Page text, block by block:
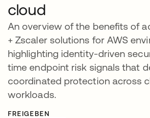
cloud
An overview of the benefits of
+ Zscaler solutions for AWS
highlighting identity-driven
time endpoint risk signals that
coordinated protection across
workloads.
FREIGEBEN